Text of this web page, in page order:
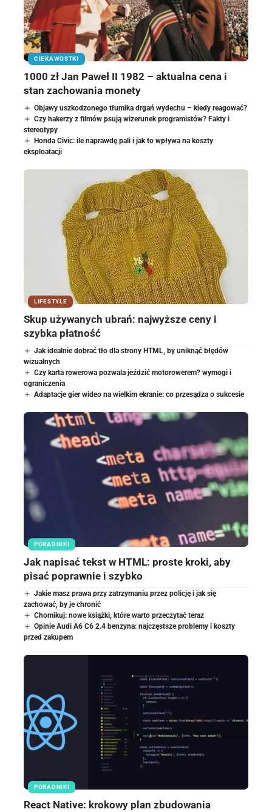
CIEKAWOSTKI
1000 zł Jan Paweł II 1982 – aktualna cena i
stan zachowania monety
Objawy uszkodzonego tłumika drgań wydechu – kiedy reagować?
Czy hakerzy z filmów psują wizerunek programistów? Fakty i
stereotypy
Honda Civic: ile naprawdę pali i jak to wpływa na koszty
eksploatacji
LIFESTYLE
Skup używanych ubrań: najwyższe ceny i
szybka płatność
Jak idealnie dobrać tło dla strony HTML, by uniknąć błędów
wizualnych
Czy karta rowerowa pozwala jeździć motorowerem? wymogi i
ograniczenia
Adaptacje gier wideo na wielkim ekranie: co przesądza o sukcesie
PORADNIKI
Jak napisać tekst w HTML: proste kroki, aby
pisać poprawnie i szybko
Jakie masz prawa przy zatrzymaniu przez policję i jak się
zachować, by je chronić
Chomikuj: nowe książki, które warto przeczytać teraz
Opinie Audi A6 C6 2.4 benzyna: najczęstsze problemy i koszty
przed zakupem
PORADNIKI
React Native: krokowy plan zbudowania